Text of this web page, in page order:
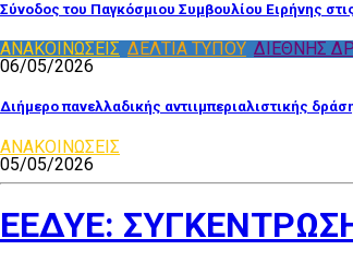
Σύνοδος του Παγκόσμιου Συμβουλίου Ειρήνης
ΑΝΑΚΟΙΝΩΣΕΙΣ ΔΕΛΤΙΑ ΤΥΠΟΥ ΔΙΕΘΝΗΣ
06/05/2026
Διήμερο πανελλαδικής αντιιμπεριαλιστικής
ΑΝΑΚΟΙΝΩΣΕΙΣ
05/05/2026
ΕΕΔΥΕ: